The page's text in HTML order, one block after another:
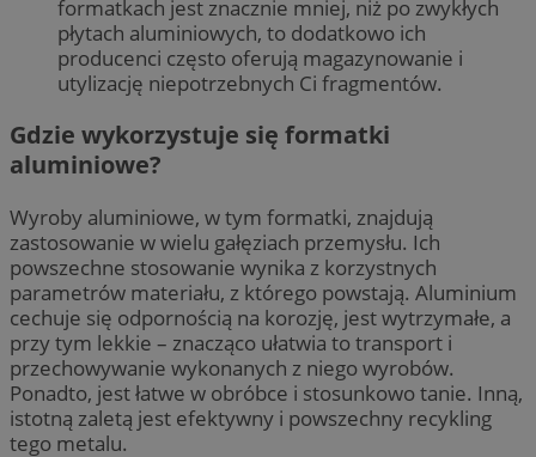
formatkach jest znacznie mniej, niż po zwykłych
płytach aluminiowych, to dodatkowo ich
producenci często oferują magazynowanie i
utylizację niepotrzebnych Ci fragmentów.
Gdzie wykorzystuje się formatki
aluminiowe?
Wyroby aluminiowe, w tym formatki, znajdują
zastosowanie w wielu gałęziach przemysłu. Ich
powszechne stosowanie wynika z korzystnych
parametrów materiału, z którego powstają. Aluminium
cechuje się odpornością na korozję, jest wytrzymałe, a
przy tym lekkie – znacząco ułatwia to transport i
przechowywanie wykonanych z niego wyrobów.
Ponadto, jest łatwe w obróbce i stosunkowo tanie. Inną,
istotną zaletą jest efektywny i powszechny recykling
tego metalu.